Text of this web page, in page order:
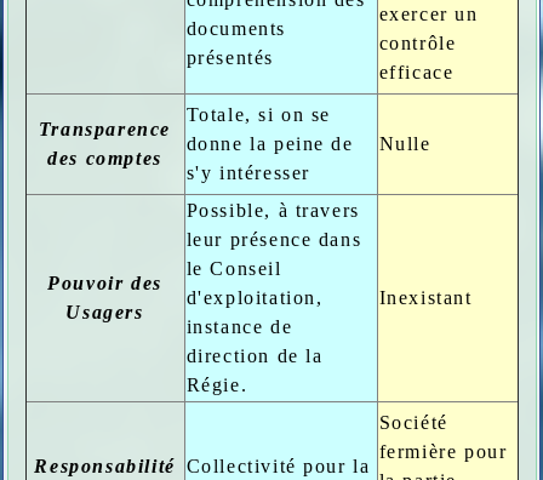
documents
présentés
exercer un
contrôle
efficace
Transparence
des comptes
Totale, si on se
donne la peine de
s'y intéresser
Nulle
Pouvoir des
Usagers
Possible, à travers
leur présence dans
le Conseil
d'exploitation,
instance de
direction de la
Régie.
Inexistant
Responsabilité Collectivité pour la
Société
fermière pour